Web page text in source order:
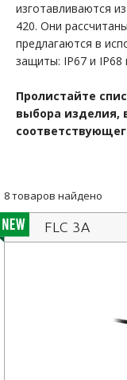
изготавливаются
420. Они
предлагаются в
защиты: IP67 и IP68
Пролистайте
выбора изделия,
8 товаров найдено
FLC 3A